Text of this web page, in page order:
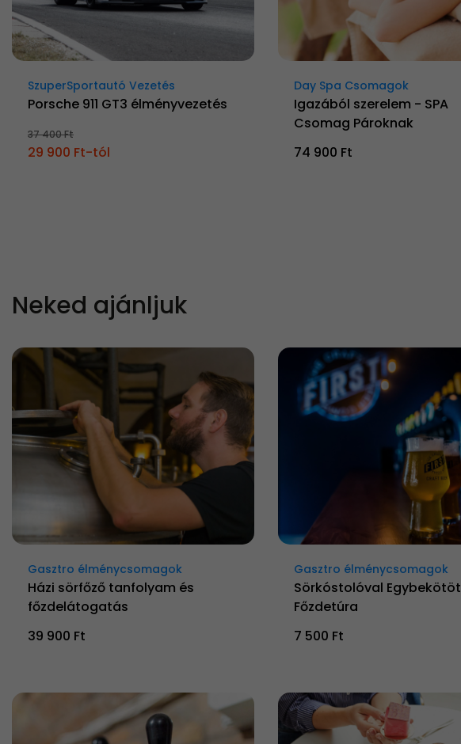
SzuperSportautó Vezetés
Porsche 911 GT3 élményvezetés
37 400 Ft
29 900 Ft-tól
Day Spa Csomagok
Igazából szerelem - SPA
Csomag Pároknak
74 900 Ft
Neked ajánljuk
Gasztro élménycsomagok
Házi sörfőző tanfolyam és
főzdelátogatás
39 900 Ft
Gasztro élménycsomagok
Sörkóstolóval
Főzdetúra
7 500 Ft